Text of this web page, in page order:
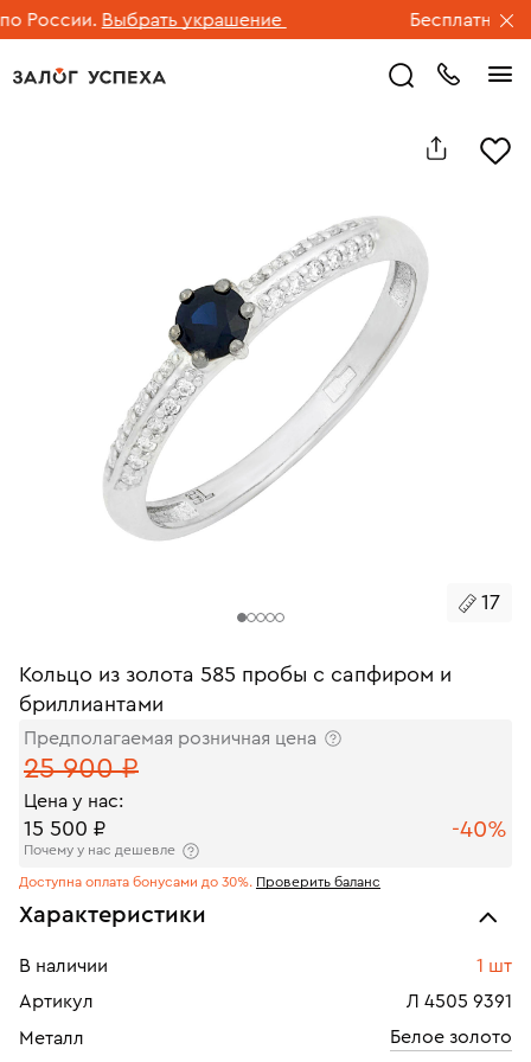
России. Выбрать украшение Бесплатная
17
Кольцо из золота 585 пробы с сапфиром и
бриллиантами
Предполагаемая розничная цена
25 900 ₽
Цена у нас:
15 500 ₽ -40%
Почему у нас дешевле
Доступна оплата бонусами до 30%. Проверить баланс
Характеристики
В наличии
1 шт
Артикул
Л 4505 9391
Металл
Белое золото